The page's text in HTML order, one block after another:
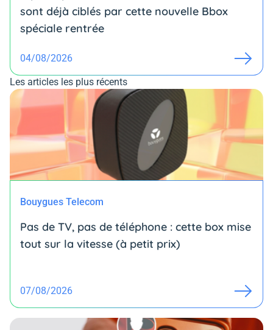
sont déjà ciblés par cette nouvelle Bbox
spéciale rentrée
04/08/2026
Les articles les plus récents
Bouygues Telecom
Pas de TV, pas de téléphone : cette box mise
tout sur la vitesse (à petit prix)
07/08/2026